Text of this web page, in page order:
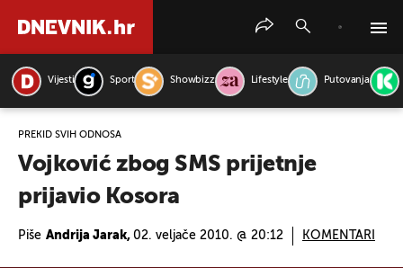
Vijesti Sport Showbizz Lifestyle Putovanja
PREKID SVIH ODNOSA
Vojković zbog SMS prijetnje
prijavio Kosora
Piše Andrija Jarak, 02. veljače 2010. @ 20:12 KOMENTARI
PRETRAŽITE VIJESTI